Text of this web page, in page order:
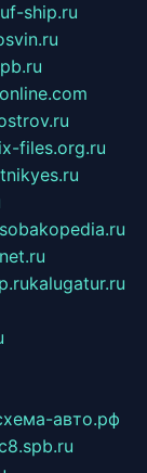
f-ship.ru
files.org.ru
sobakopedia.ru
kalugatur.ru
авто.рф